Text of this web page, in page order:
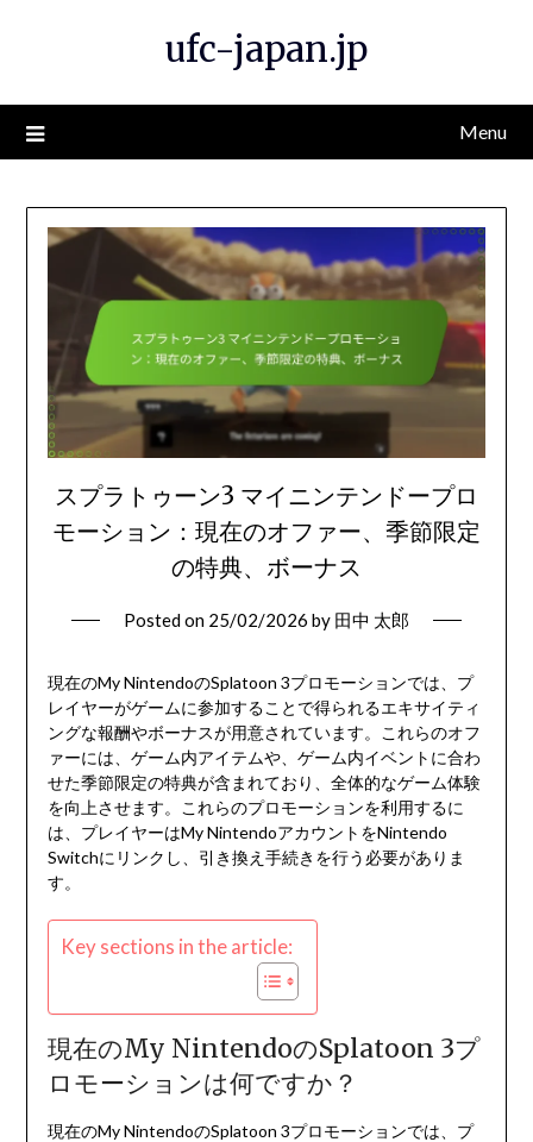
ufc-japan.jp
Menu
スプラトゥーン3 マイニンテンドープロ
モーション：現在のオファー、季節限定
の特典、ボーナス
Posted on 25/02/2026 by 田中 太郎
現在のMy NintendoのSplatoon 3プロモーションでは、プ
レイヤーがゲームに参加することで得られるエキサイティ
ングな報酬やボーナスが用意されています。これらのオフ
ァーには、ゲーム内アイテムや、ゲーム内イベントに合わ
せた季節限定の特典が含まれており、全体的なゲーム体験
を向上させます。これらのプロモーションを利用するに
は、プレイヤーはMy NintendoアカウントをNintendo
Switchにリンクし、引き換え手続きを行う必要がありま
す。
Key sections in the article:
現在のMy NintendoのSplatoon 3プ
ロモーションは何ですか？
現在のMy NintendoのSplatoon 3プロモーションでは、プ